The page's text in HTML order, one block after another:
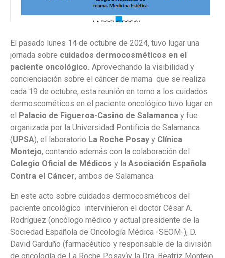
El pasado lunes 14 de octubre de 2024, tuvo lugar una
jornada sobre cuidados dermocosméticos en el
paciente oncológico. Aprovechando la visibilidad y
concienciación sobre el cáncer de mama que se realiza
cada 19 de octubre, esta reunión en torno a los cuidados
dermoscométicos en el paciente oncológico tuvo lugar en
el Palacio de Figueroa-Casino de Salamanca y fue
organizada por la Universidad Pontificia de Salamanca
(UPSA), el laboratorio La Roche Posay y Clínica
Montejo, contando además con la colaboración del
Colegio Oficial de Médicos y la Asociación Española
Contra el Cáncer, ambos de Salamanca.
En este acto sobre cuidados dermocosméticos del
paciente oncológico intervinieron el doctor César A.
Rodríguez (oncólogo médico y actual presidente de la
Sociedad Española de Oncología Médica -SEOM-), D.
David Garduño (farmacéutico y responsable de la división